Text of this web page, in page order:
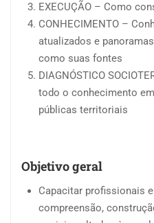
EXECUÇÃO – Como
CONHECIMENTO –
atualizados e
como suas fontes
DIAGNÓSTICO
todo o conhecimento
públicas territoriais
Objetivo geral
Capacitar profissionais
compreensão,